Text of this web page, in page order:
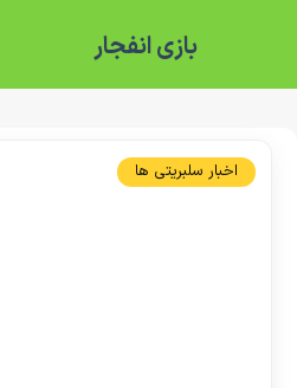
بازی انفجار
اخبار سلبریتی ها